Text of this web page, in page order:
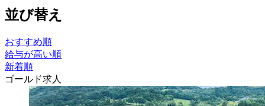
並び替え
おすすめ順
給与が高い順
新着順
ゴールド求人